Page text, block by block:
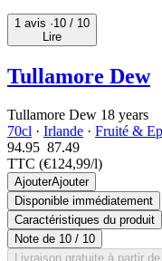
1 avis ·10 / 10
Lire
Tullamore Dew
Tullamore Dew 18 years
70cl · Irlande · Fruité &
94.95 87.49
TTC (€124,99/l)
AjouterAjouter
Disponible immédiatement
Caractéristiques du produit
Note de 10 / 10
Livraison gratuite à partir